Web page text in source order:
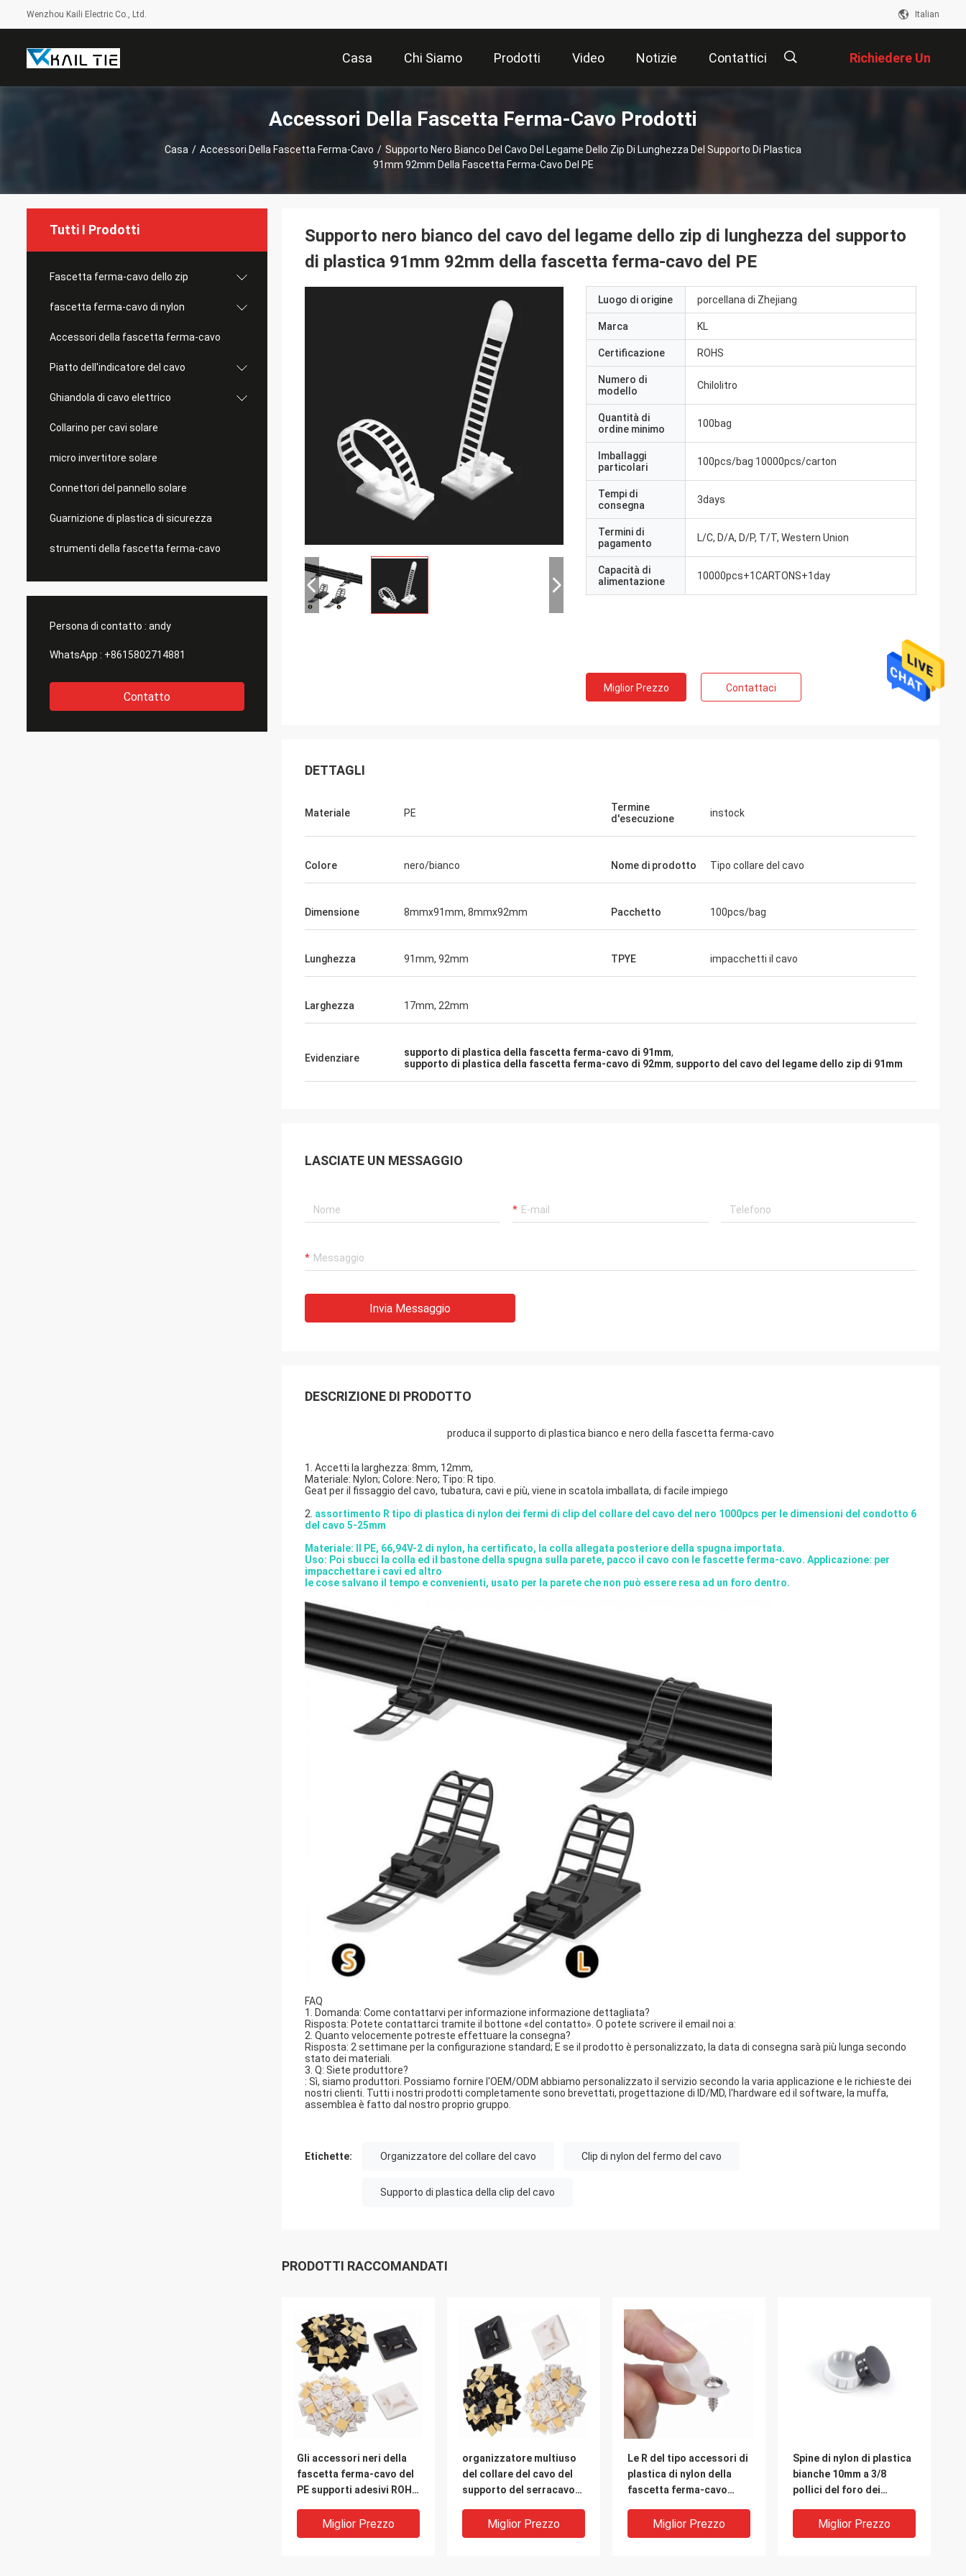
Wenzhou Kaili Electric Co., Ltd. Italian
Casa Chi Siamo Prodotti Video Notizie Contattici Richiedere Un
Preventivo
Accessori Della Fascetta Ferma-Cavo Prodotti
Casa / Accessori Della Fascetta Ferma-Cavo / Supporto Nero Bianco Del Cavo Del Legame Dello Zip Di Lunghezza Del Supporto Di Plastica
91mm 92mm Della Fascetta Ferma-Cavo Del PE
Tutti I Prodotti
Fascetta ferma-cavo dello zip
fascetta ferma-cavo di nylon
Accessori della fascetta ferma-cavo
Piatto dell'indicatore del cavo
Ghiandola di cavo elettrico
Collarino per cavi solare
micro invertitore solare
Connettori del pannello solare
Guarnizione di plastica di sicurezza
strumenti della fascetta ferma-cavo
Persona di contatto : andy
WhatsApp : +8615802714881
Contatto
Supporto nero bianco del cavo del legame dello zip di lunghezza del supporto
di plastica 91mm 92mm della fascetta ferma-cavo del PE
Luogo di origine porcellana di Zhejiang
Marca KL
Certificazione ROHS
Numero di
modello
Chilolitro
Quantità di
ordine minimo
100bag
Imballaggi
particolari
100pcs/bag 10000pcs/carton
Tempi di
consegna
3days
Termini di
pagamento
L/C, D/A, D/P, T/T, Western Union
Capacità di
alimentazione
10000pcs+1CARTONS+1day
Miglior Prezzo Contattaci
DETTAGLI
Materiale PE
Termine
d'esecuzione
instock
Colore nero/bianco Nome di prodotto Tipo collare del cavo
Dimensione 8mmx91mm, 8mmx92mm Pacchetto 100pcs/bag
Lunghezza 91mm, 92mm TPYE impacchetti il cavo
Larghezza 17mm, 22mm
Evidenziare supporto di plastica della fascetta ferma-cavo di 91mm,
supporto di plastica della fascetta ferma-cavo di 92mm, supporto del cavo del legame dello zip di 91mm
LASCIATE UN MESSAGGIO
Invia Messaggio
DESCRIZIONE DI PRODOTTO
produca il supporto di plastica bianco e nero della fascetta ferma-cavo
1. Accetti la larghezza: 8mm, 12mm,
Materiale: Nylon; Colore: Nero; Tipo: R tipo.
Geat per il fissaggio del cavo, tubatura, cavi e più, viene in scatola imballata, di facile impiego
2. assortimento R tipo di plastica di nylon dei fermi di clip del collare del cavo del nero 1000pcs per le dimensioni del condotto 6
del cavo 5-25mm
Materiale: Il PE, 66,94V-2 di nylon, ha certificato, la colla allegata posteriore della spugna importata.
Uso: Poi sbucci la colla ed il bastone della spugna sulla parete, pacco il cavo con le fascette ferma-cavo. Applicazione: per
impacchettare i cavi ed altro
le cose salvano il tempo e convenienti, usato per la parete che non può essere resa ad un foro dentro.
FAQ
1. Domanda: Come contattarvi per informazione informazione dettagliata?
Risposta: Potete contattarci tramite il bottone «del contatto». O potete scrivere il email noi a:
2. Quanto velocemente potreste effettuare la consegna?
Risposta: 2 settimane per la configurazione standard; E se il prodotto è personalizzato, la data di consegna sarà più lunga secondo
stato dei materiali.
3. Q: Siete produttore?
: Sì, siamo produttori. Possiamo fornire l'OEM/ODM abbiamo personalizzato il servizio secondo la varia applicazione e le richieste dei
nostri clienti. Tutti i nostri prodotti completamente sono brevettati, progettazione di ID/MD, l'hardware ed il software, la muffa,
assemblea è fatto dal nostro proprio gruppo.
Etichette: Organizzatore del collare del cavo Clip di nylon del fermo del cavo
Supporto di plastica della clip del cavo
PRODOTTI RACCOMANDATI
Gli accessori neri della
fascetta ferma-cavo del
PE supporti adesivi ROHS
28mm x di 28 hanno
approvato
Miglior Prezzo
organizzatore multiuso
del collare del cavo del
supporto del serracavo
Miglior Prezzo
Le R del tipo accessori di
plastica di nylon della
fascetta ferma-cavo
delle clip del fermo del
cavo
Miglior Prezzo
Spine di nylon di plastica
bianche 10mm a 3/8
pollici del foro dei
Miglior Prezzo